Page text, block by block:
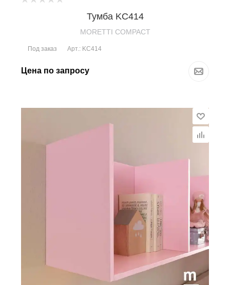
Тумба KC414
MORETTI COMPACT
Под заказ Арт.: KC414
Цена по запросу